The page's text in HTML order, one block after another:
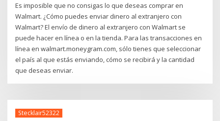
Es imposible que no consigas lo que deseas comprar en
Walmart. ¿Cómo puedes enviar dinero al extranjero con
Walmart? El envío de dinero al extranjero con Walmart se
puede hacer en línea o en la tienda. Para las transacciones en
línea en walmart.moneygram.com, sólo tienes que seleccionar
el país al que estás enviando, cómo se recibirá y la cantidad
que deseas enviar.
Stecklair52322